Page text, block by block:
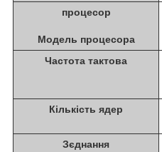
процесор
Модель процесора
Частота тактова
Кількість ядер
Зєднання